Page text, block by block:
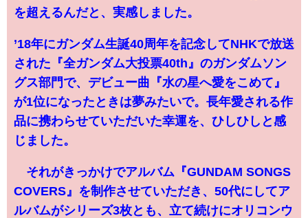
を超えるんだと、実感しました。
’18年にガンダム生誕40周年を記念してNHKで放送
された『全ガンダム大投票40th』のガンダムソン
グス部門で、デビュー曲『水の星へ愛をこめて』
が1位になったときは夢みたいで。長年愛される作
品に携わらせていただいた幸運を、ひしひしと感
じました。
それがきっかけでアルバム『GUNDAM SONGS
COVERS』を制作させていただき、50代にしてア
ルバムがシリーズ3枚とも、立て続けにオリコンウ